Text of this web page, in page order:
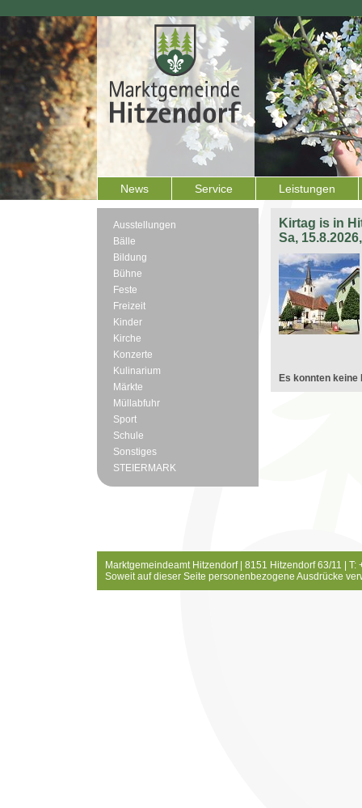
News Service Leistungen
Ausstellungen
Bälle
Bildung
Bühne
Feste
Freizeit
Kinder
Kirche
Konzerte
Kulinarium
Märkte
Müllabfuhr
Sport
Schule
Sonstiges
STEIERMARK
Kirtag is in
Sa,
Es konnten keine
Marktgemeindeamt Hitzendorf | 8151 Hitzendorf 63/11 |
Soweit auf dieser Seite personenbezogene Ausdrücke